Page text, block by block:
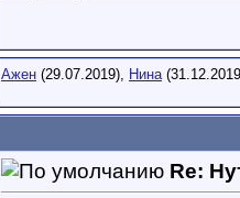
Ажен (29.07.2019), Нина
Re: